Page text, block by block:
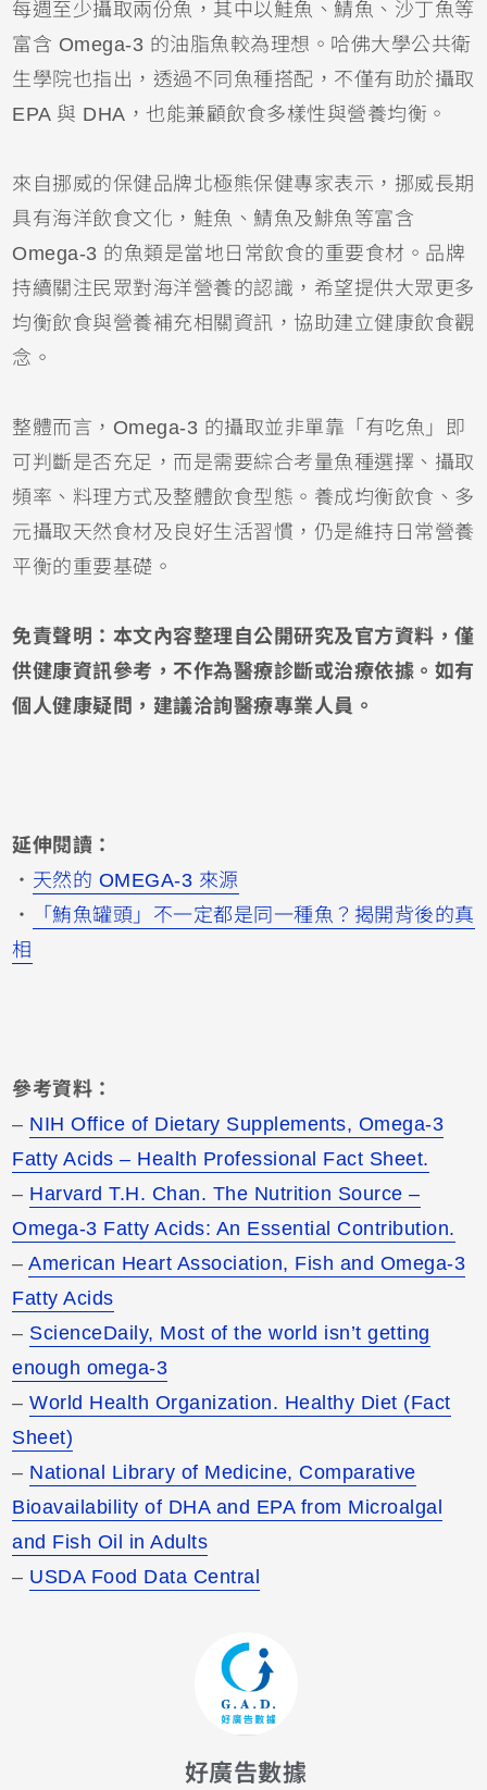
每週至少攝取兩份魚，其中以鮭魚、鯖魚、沙丁魚等
富含 Omega-3 的油脂魚較為理想。哈佛大學公共衛
生學院也指出，透過不同魚種搭配，不僅有助於攝取
EPA 與 DHA，也能兼顧飲食多樣性與營養均衡。
來自挪威的保健品牌北極熊保健專家表示，挪威長期
具有海洋飲食文化，鮭魚、鯖魚及鯡魚等富含
Omega-3 的魚類是當地日常飲食的重要食材。品牌
持續關注民眾對海洋營養的認識，希望提供大眾更多
均衡飲食與營養補充相關資訊，協助建立健康飲食觀
念。
整體而言，Omega-3 的攝取並非單靠「有吃魚」即
可判斷是否充足，而是需要綜合考量魚種選擇、攝取
頻率、料理方式及整體飲食型態。養成均衡飲食、多
元攝取天然食材及良好生活習慣，仍是維持日常營養
平衡的重要基礎。
免責聲明：本文內容整理自公開研究及官方資料，僅
供健康資訊參考，不作為醫療診斷或治療依據。如有
個人健康疑問，建議洽詢醫療專業人員。
延伸閱讀：
・ 天然的 OMEGA-3 來源
・
「鮪魚罐頭」不一定都是同一種魚？揭開背後的真
相
參考資料：
– NIH Office of Dietary Supplements, Omega-3
Fatty Acids – Health Professional Fact Sheet.
– Harvard T.H. Chan. The Nutrition Source –
Omega-3 Fatty Acids: An Essential Contribution.
–American Heart Association, Fish and Omega-3
Fatty Acids
– ScienceDaily, Most of the world isn’t getting
enough omega-3
–World Health Organization. Healthy Diet (Fact
Sheet)
– National Library of Medicine, Comparative
Bioavailability of DHA and EPA from Microalgal
and Fish Oil in Adults
– USDA Food Data Central
好廣告數據